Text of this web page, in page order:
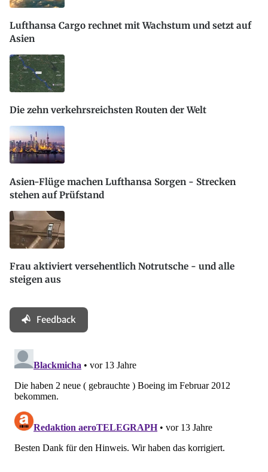
Lufthansa Cargo rechnet mit Wachstum und setzt auf
Asien
Die zehn verkehrsreichsten Routen der Welt
Asien-Flüge machen Lufthansa Sorgen - Strecken
stehen auf Prüfstand
Frau aktiviert versehentlich Notrutsche - und alle
steigen aus
Feedback